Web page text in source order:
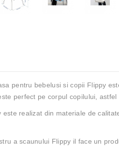
pentru bebelusi si copii Flippy
perfect pe corpul copilului,
este realizat din materiale de
a scaunului Flippy il face un